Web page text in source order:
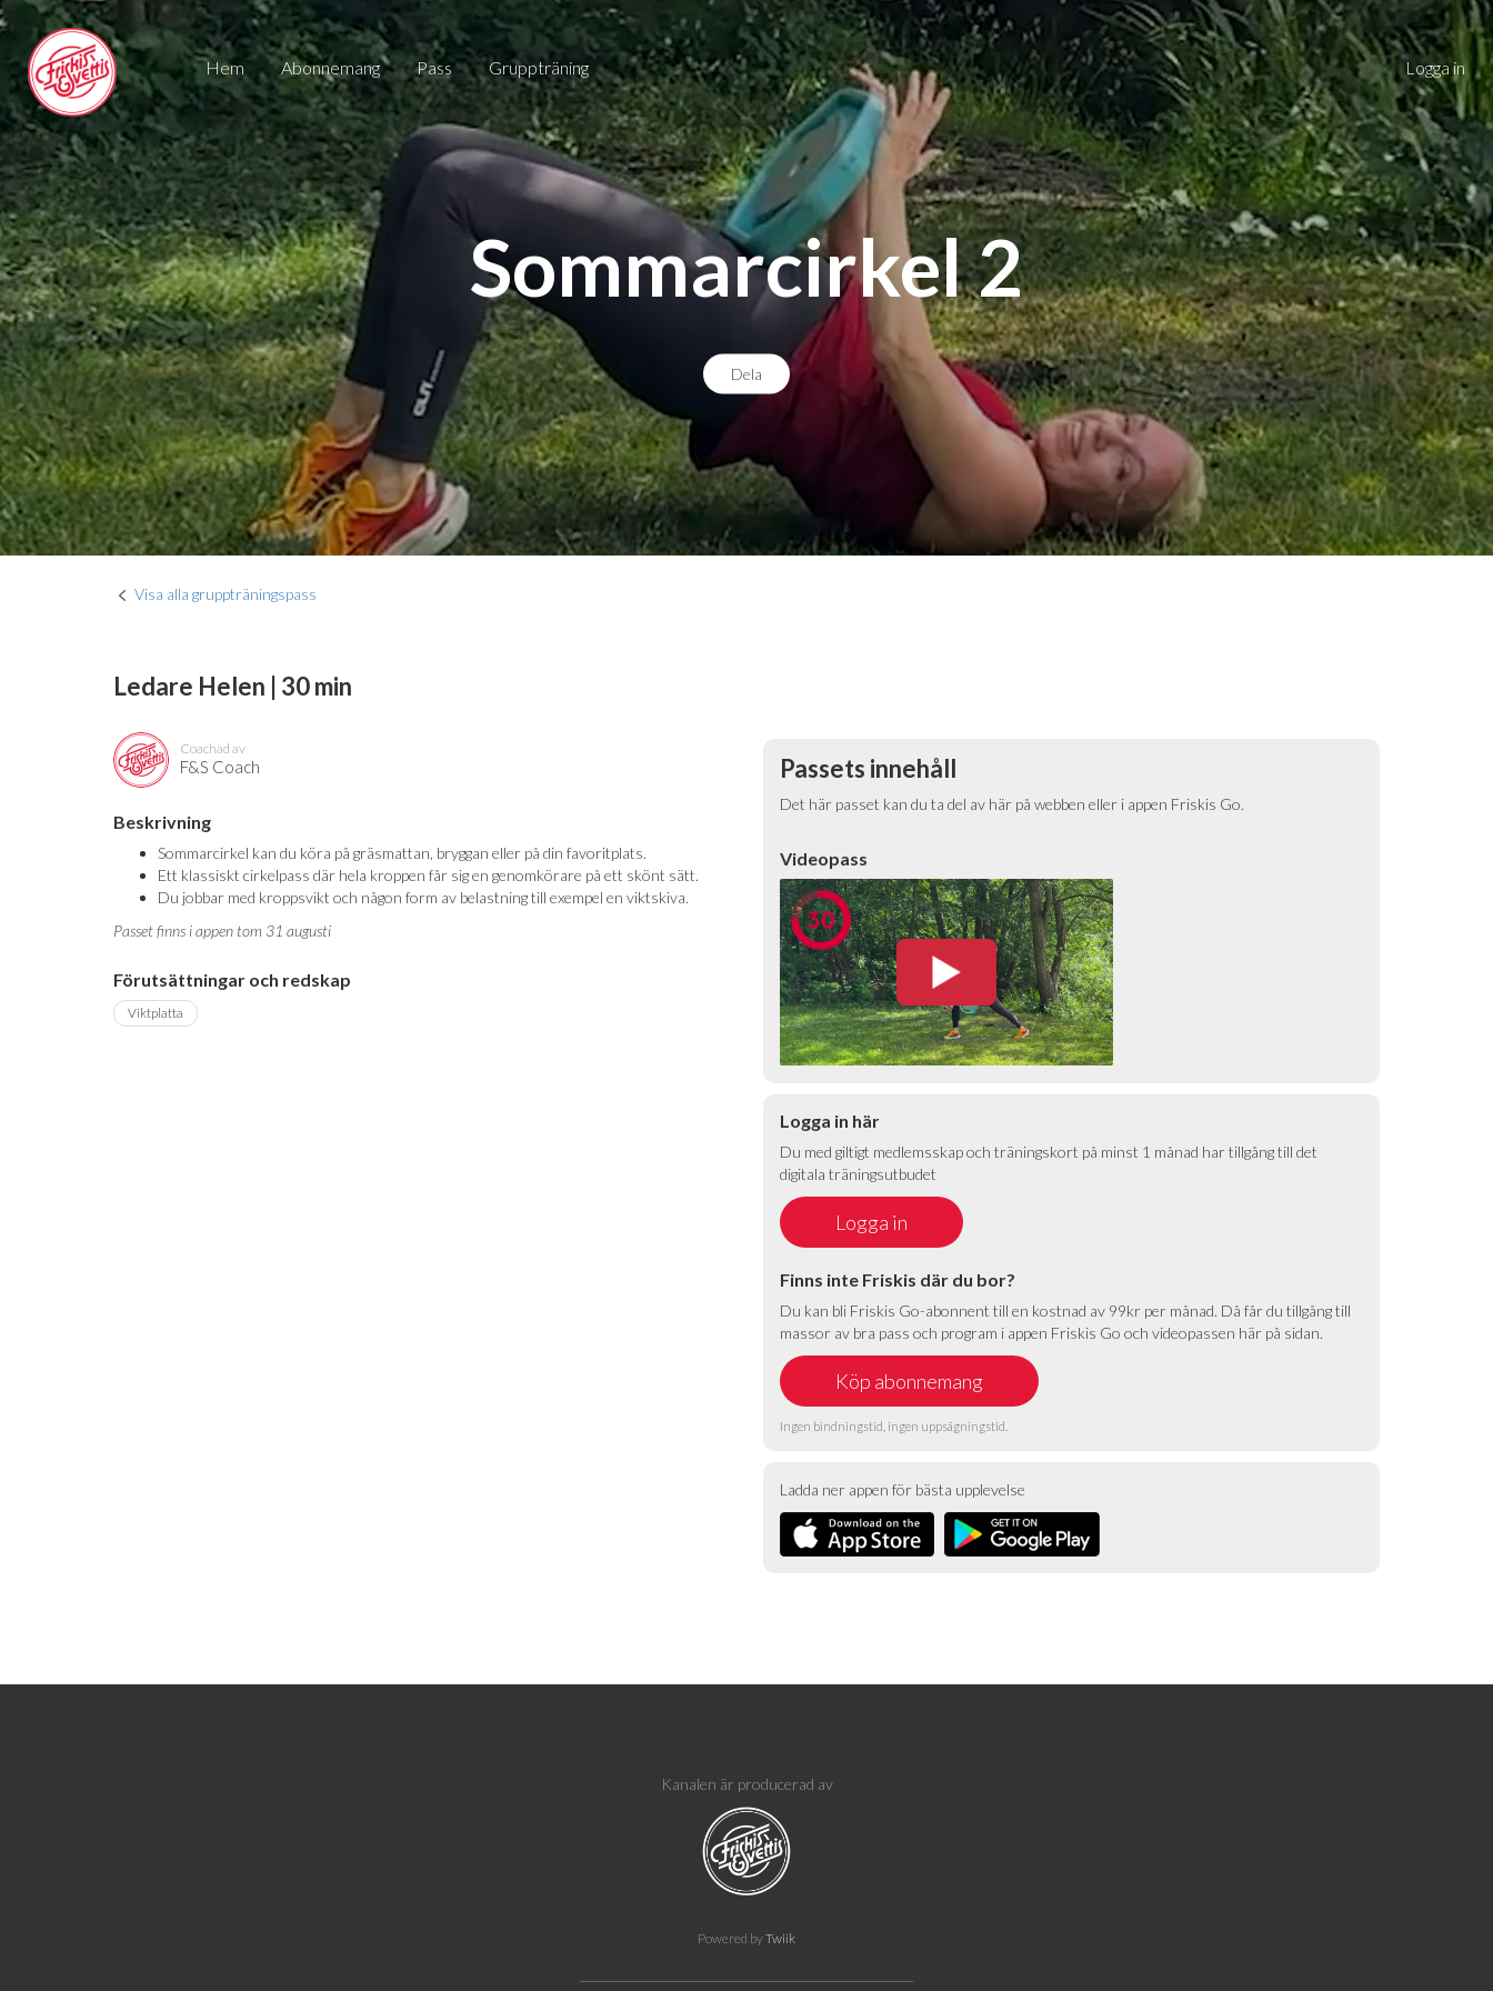
Hem Abonnemang pass Gruppträning Logga in
Sommarcirkel 2
Dela
Visa alla gruppträningspass
Ledare Helen | 30 min
Coachad av
F&S Coach
Beskrivning
Sommarcirkel kan du köra på gräsmattan, bryggan eller på din favoritplats.
Ett klassiskt cirkelpass där hela kroppen får sig en genomkörare på ett skönt sätt.
Du jobbar med kroppsvikt och någon form av belastning till exempel en viktskiva.
Passet finns i appen tom 31 augusti
Förutsättningar och redskap
Viktplatta
Passets innehåll
Det här passet kan du ta del av här på webben eller i appen Friskis Go.
Videopass
Logga in här
Du med giltigt medlemsskap och träningskort på minst 1 månad har tillgång till det
digitala träningsutbudet
Finns inte Friskis där du bor?
Du kan bli Friskis Go-abonnent till en kostnad av 99kr per månad. Då får du tillgång till
massor av bra pass och program i appen Friskis Go och videopassen här på sidan.
Ingen bindningstid, ingen uppsägningstid.
Ladda ner appen för bästa upplevelse
Kanalen är producerad av
Powered byTwiik